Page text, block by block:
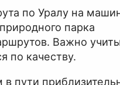
по Уралу на
парка
Важно
по качеству.
пути